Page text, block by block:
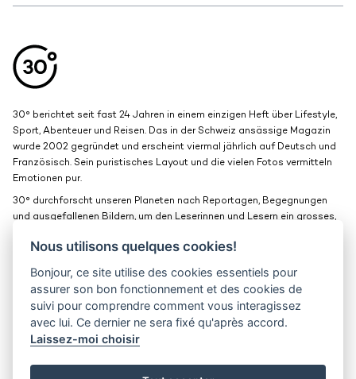
30° berichtet seit fast 24 Jahren in einem einzigen Heft über Lifestyle,
Sport, Abenteuer und Reisen. Das in der Schweiz ansässige Magazin
wurde 2002 gegründet und erscheint viermal jährlich auf Deutsch und
Französisch. Sein puristisches Layout und die vielen Fotos vermitteln
Emotionen pur.
30° durchforscht unseren Planeten nach Reportagen, Begegnungen
und ausgefallenen Bildern, um den Leserinnen und Lesern ein grosses,
Kontakt
Jobs Vertraulichkeit
30° magazine
Nous utilisons quelques cookies!
Bonjour, ce site utilise des cookies essentiels pour
assurer son bon fonctionnement et des cookies de
suivi pour comprendre comment vous interagissez
avec lui. Ce dernier ne sera fixé qu'après accord.
Laissez-moi choisir